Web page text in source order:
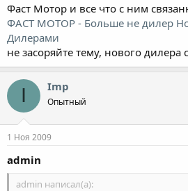
Фаст Мотор и все что с ним
ФАСТ МОТОР - Больше не дилер
Дилерами
не засоряйте тему, нового
I Imp
Опытный
1 Ноя 2009
admin
admin написал(а):